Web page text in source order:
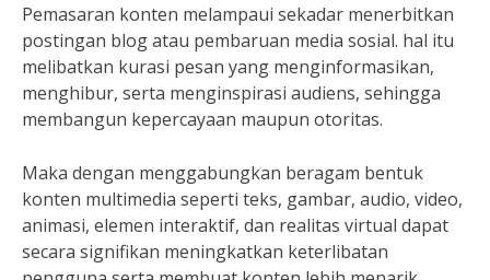
Pemasaran konten melampaui sekadar menerbitkan
postingan blog atau pembaruan media sosial. hal itu
melibatkan kurasi pesan yang menginformasikan,
menghibur, serta menginspirasi audiens, sehingga
membangun kepercayaan maupun otoritas.
Maka dengan menggabungkan beragam bentuk
konten multimedia seperti teks, gambar, audio, video,
animasi, elemen interaktif, dan realitas virtual dapat
secara signifikan meningkatkan keterlibatan